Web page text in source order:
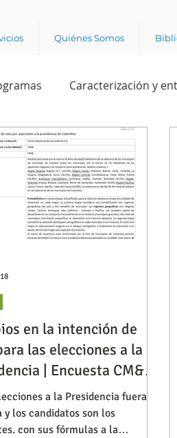
Quiénes Somos
Caracterización y
Ciencia Apropiación digital
Intención de voto
y competencia
Prueba de producto
en la intención de
las elecciones a la
| Encuesta CM&-
a la Presidencia fueran
y los candidatos son los
con sus fórmulas a la